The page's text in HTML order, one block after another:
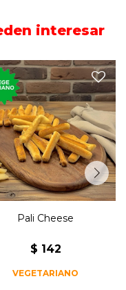
interesar
Mini grisines de queso
horneado.
Pali Cheese
$ 142
VEGETARIANO